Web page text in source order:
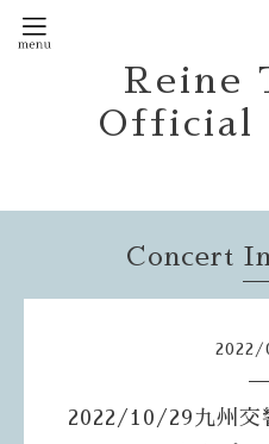
Reine
Official
Concert
2022 /
2022/10/29九州